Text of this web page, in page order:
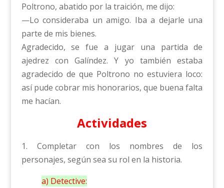
Poltrono, abatido por la traición, me dijo:
—Lo consideraba un amigo. Iba a dejarle una
parte de mis bienes.
Agradecido, se fue a jugar una partida de
ajedrez con Galíndez. Y yo también estaba
agradecido de que Poltrono no estuviera loco:
así pude cobrar mis honorarios, que buena falta
me hacían.
Actividades
1. Completar con los nombres de los
personajes, según sea su rol en la historia.
a) Detective: